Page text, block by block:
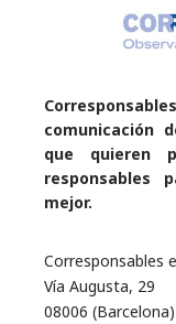
comunicación
que quieren
responsables
mejor.
Corresponsables
Vía Augusta, 29
08006 (Barcelona)